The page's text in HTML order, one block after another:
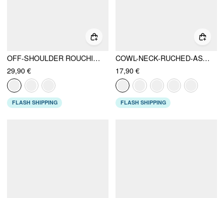
OFF-SHOULDER ROUCHIERTER REISSVERSCHLUSS CROP TOP
29,90 €
FLASH SHIPPING
COWL-NECK-RUCHED-ASYMMETRISCHER-SAUM-CAMI-TOP
17,90 €
FLASH SHIPPING